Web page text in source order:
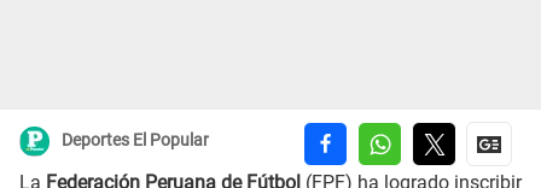
Deportes El Popular
La Federación Peruana de Fútbol (FPF) ha logrado inscribir